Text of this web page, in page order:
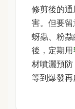
修剪後的
害。但要
蚜蟲、粉
後，定期用
材噴灑預
等到爆發再